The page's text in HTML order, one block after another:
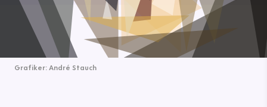
Grafiker: André Stauch